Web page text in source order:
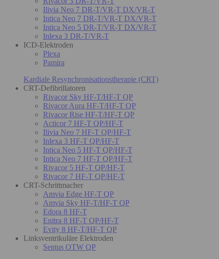
Ilivia Neo 7 DR-T/VR-T DX/VR-T
Intica Neo 7 DR-T/VR-T DX/VR-T
Intica Neo 5 DR-T/VR-T DX/VR-T
Inlexa 3 DR-T/VR-T
ICD-Elektroden
Plexa
Pamira
Kardiale Resynchronisationstherapie (CRT)
CRT-Defibrillatoren
Rivacor Sky HF-T/HF-T QP
Rivacor Aura HF-T/HF-T QP
Rivacor Rise HF-T/HF-T QP
Acticor 7 HF-T QP/HF-T
Ilivia Neo 7 HF-T QP/HF-T
Inlexa 3 HF-T QP/HF-T
Intica Neo 5 HF-T QP/HF-T
Intica Neo 7 HF-T QP/HF-T
Rivacor 5 HF-T QP/HF-T
Rivacor 7 HF-T QP/HF-T
CRT-Schrittmacher
Amvia Edge HF-T QP
Amvia Sky HF-T/HF-T QP
Edora 8 HF-T
Enitra 8 HF-T QP/HF-T
Evity 8 HF-T/HF-T QP
Linksventrikuläre Elektroden
Sentus OTW QP